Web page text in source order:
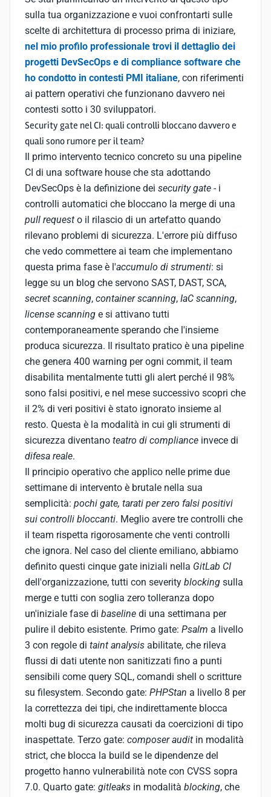
sulla tua organizzazione e vuoi confrontarti sulle
scelte di architettura di processo prima di iniziare,
nel mio profilo professionale trovi il dettaglio dei
progetti DevSecOps e di compliance software che
ho condotto in contesti PMI italiane, con riferimenti
ai pattern operativi che funzionano davvero nei
contesti sotto i 30 sviluppatori.
Security gate nel CI: quali controlli bloccano davvero e
quali sono rumore per il team?
Il primo intervento tecnico concreto su una pipeline
CI di una software house che sta adottando
DevSecOps è la definizione dei security gate - i
controlli automatici che bloccano la merge di una
pull request o il rilascio di un artefatto quando
rilevano problemi di sicurezza. L'errore più diffuso
che vedo commettere ai team che implementano
questa prima fase è l'accumulo di strumenti: si
legge su un blog che servono SAST, DAST, SCA,
secret scanning, container scanning, IaC scanning,
license scanning e si attivano tutti
contemporaneamente sperando che l'insieme
produca sicurezza. Il risultato pratico è una pipeline
che genera 400 warning per ogni commit, il team
disabilita mentalmente tutti gli alert perché il 98%
sono falsi positivi, e nel mese successivo scopri che
il 2% di veri positivi è stato ignorato insieme al
resto. Questa è la modalità in cui gli strumenti di
sicurezza diventano teatro di compliance invece di
difesa reale.
Il principio operativo che applico nelle prime due
settimane di intervento è brutale nella sua
semplicità: pochi gate, tarati per zero falsi positivi
sui controlli bloccanti. Meglio avere tre controlli che
il team rispetta rigorosamente che venti controlli
che ignora. Nel caso del cliente emiliano, abbiamo
definito questi cinque gate iniziali nella GitLab CI
dell'organizzazione, tutti con severity blocking sulla
merge e tutti con soglia zero tolleranza dopo
un'iniziale fase di baseline di una settimana per
pulire il debito esistente. Primo gate: Psalm a livello
3 con regole di taint analysis abilitate, che rileva
flussi di dati utente non sanitizzati fino a punti
sensibili come query SQL, comandi shell o scritture
su filesystem. Secondo gate: PHPStan a livello 8 per
la correttezza dei tipi, che indirettamente blocca
molti bug di sicurezza causati da coercizioni di tipo
inaspettate. Terzo gate: composer audit in modalità
strict, che blocca la build se le dipendenze del
progetto hanno vulnerabilità note con CVSS sopra
7.0. Quarto gate: gitleaks in modalità blocking, che